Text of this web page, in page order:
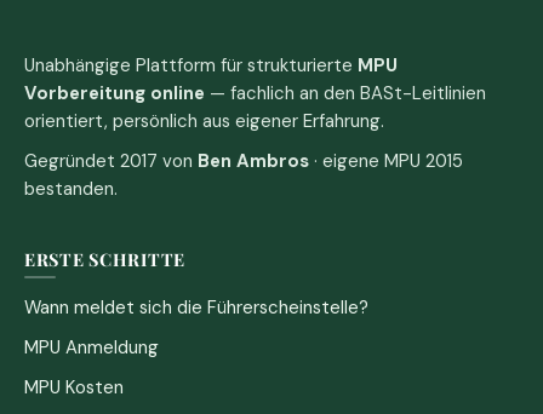
Unabhängige Plattform für strukturierte MPU
Vorbereitung online — fachlich an den BASt-Leitlinien
orientiert, persönlich aus eigener Erfahrung.
Gegründet 2017 von Ben Ambros · eigene MPU 2015
bestanden.
ERSTE SCHRITTE
Wann meldet sich die Führerscheinstelle?
MPU Anmeldung
MPU Kosten